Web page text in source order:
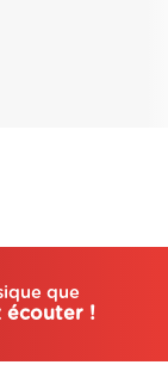
que
écouter !